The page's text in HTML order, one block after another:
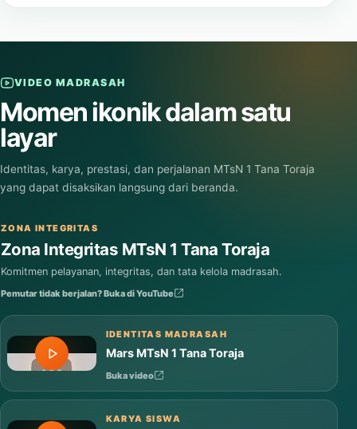
VIDEO MADRASAH
Momen ikonik dalam satu
layar
Identitas, karya, prestasi, dan perjalanan MTsN 1 Tana Toraja
yang dapat disaksikan langsung dari beranda.
ZONA INTEGRITAS
Zona Integritas MTsN 1 Tana Toraja
Komitmen pelayanan, integritas, dan tata kelola madrasah.
Pemutar tidak berjalan? Buka di YouTube
IDENTITAS MADRASAH
Mars MTsN 1 Tana Toraja
Buka video
KARYA SISWA